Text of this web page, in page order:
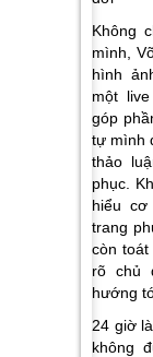
Không
mình,
hình
một
góp
tự mình
thảo
phục.
hiểu
trang
còn
rõ chủ
hướng
24 giờ
không